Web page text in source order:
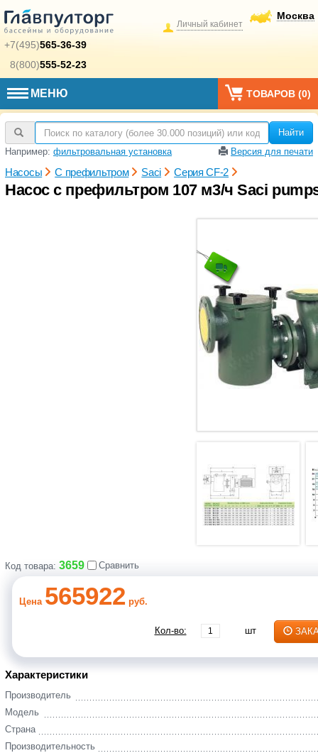
+7(495)565-36-39
8(800)555-52-23
Москва
Личный кабинет
МЕНЮ ТОВАРОВ (0)
Найти
Например: фильтровальная установка Версия для печати
Насосы С префильтром Saci Серия CF-2
Насос с префильтром 107 м3/ч Saci
Код товара: 3659 Сравнить
Цена 565922 руб.
Кол-во: шт
Характеристики
Производитель
Модель
Страна
Производительность